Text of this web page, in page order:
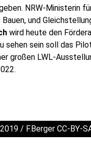
NRW-Ministerin
Bauen, und
wird heute den
sehen sein soll das
großen LWL-
/ F.Berger CC-BY-